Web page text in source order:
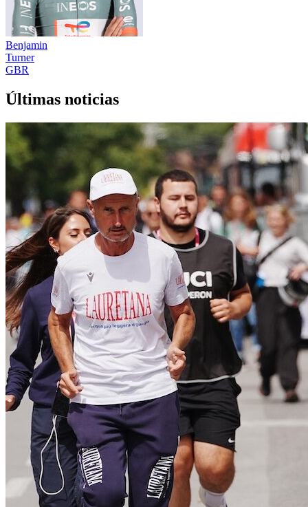
Benjamin
Turner
GBR
Últimas noticias